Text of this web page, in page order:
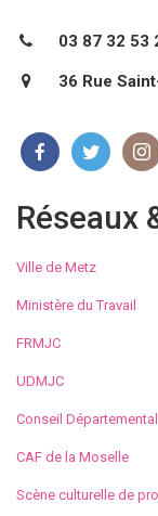
03 87 32 53
36 Rue
Réseaux
Ville de Metz
Ministère du Travail
FRMJC
UDMJC
Conseil
CAF de la Moselle
Scène culturelle de